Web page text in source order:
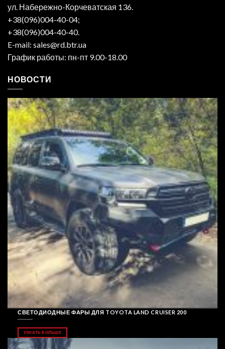
ул. Набережно-Корчеватская 136.
+38(096)004-40-04;
+38(096)004-40-40.
E-mail: sales@rd.btr.ua
График работы: пн-пт 9.00-18.00
НОВОСТИ
СВЕТОДИОДНЫЕ ФАРЫ ДЛЯ TOYOTA LAND CRUISER 200
УЗНАТЬ БОЛЬШЕ